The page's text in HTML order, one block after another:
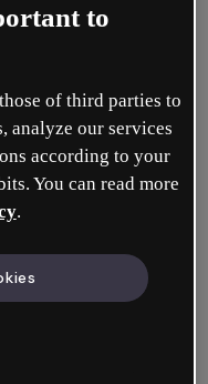
menú inferior
opción de
sea tu texto: el
dirigido, la
más detalles
creará el
to
of third parties to
analyze our services
according to your
You can read more
.